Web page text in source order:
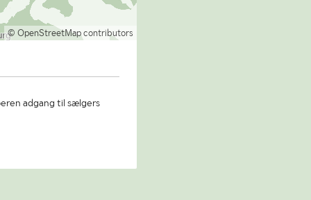
© OpenStreetMap contributors
adgang til sælgers